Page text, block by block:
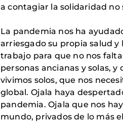
a contagiar la solidaridad no
La pandemia nos ha
arriesgado su propia salud
trabajo para que no nos
personas ancianas y solas,
vivimos solos, que nos
global. Ojala haya
pandemia. Ojala que nos
mundo, privados de lo más